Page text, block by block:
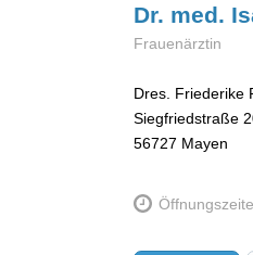
Dr. med.
Frauenärztin
Dres. Friederike
Siegfriedstraße
56727 Mayen